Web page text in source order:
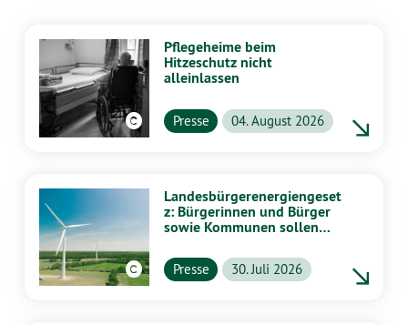
Pflegeheime beim
Hitzeschutz nicht
alleinlassen
Presse 04. August 2026
Landesbürgerenergiengeset
z: Bürgerinnen und Bürger
sowie Kommunen sollen
profitieren
Presse 30. Juli 2026